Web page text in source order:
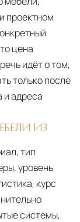
проектном
цена
идёт о том,
только после
и адреса
ИЗ
тип
уровень
курс
системы,